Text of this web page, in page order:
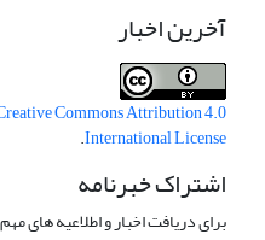
آخرین اخبار
Commons Attribution 4.0
International License
.
اشتراک خبرنامه
برای دریافت اخبار و اطلاعیه های